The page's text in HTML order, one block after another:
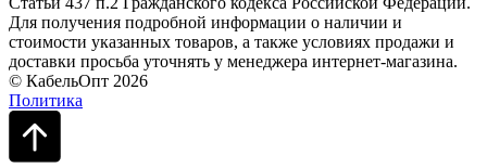
Для получения подробной информации о наличии и
стоимости указанных товаров, а также условиях продажи и
доставки просьба уточнять у менеджера интернет-магазина.
© КабельОпт 2026
Политика